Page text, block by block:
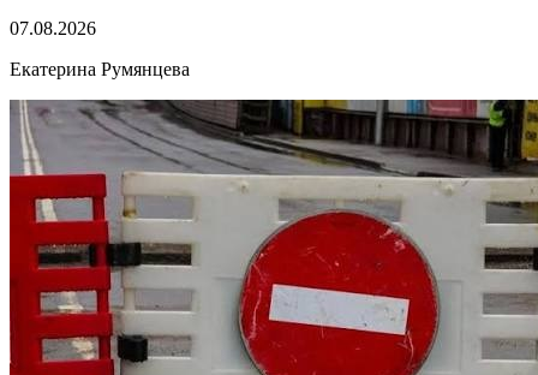
07.08.2026
Екатерина Румянцева